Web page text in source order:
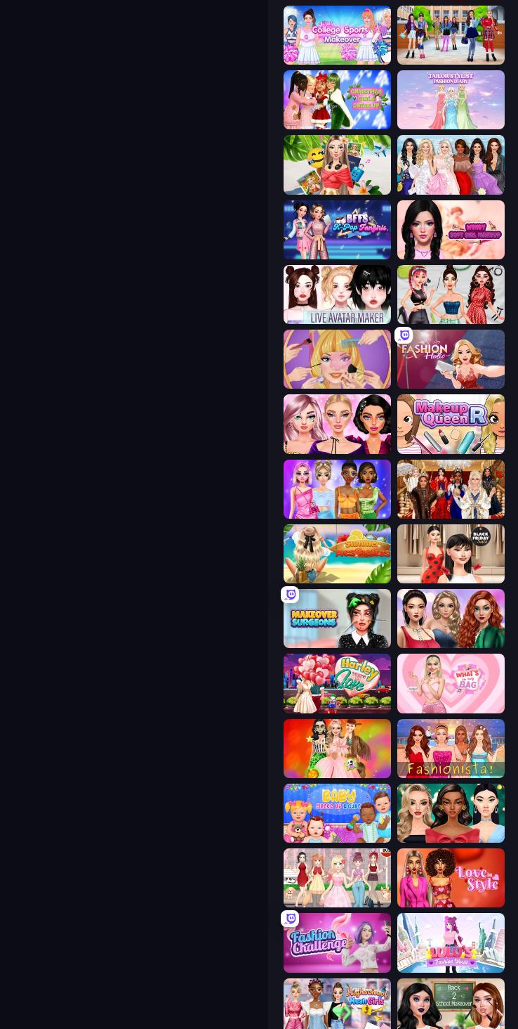
College Sport Team Makeover High School BFFs: Girls Team
Christmas Girls Dress Up Tailor Stylist: Fashion Diary
Travel with Me: ASMR Edition Model Dress Up Girl
BFFs K-Pop Fangirls Wendy Soft Girl Makeup
Live Avatar Maker: Girls Brat Girl Summer
Extreme Makeover Fashion Holic
New Year Makeup Trends Make Up Queen R
Monochrome Looks Royal Dress Up - Fashion Queen
Summer Aesthetics Shopaholic Black Friday
Makeover Surgeons Colored Denim Trends
Harley Learns To Love What's In My Bag
Iconic Halloween Costumes Fashionista Makeup & Dress Up
Baby Dress Up New Year's Eve Makeup
Anime Girls Dress Up Games Love In Style
Fashion Challenge: Catwalk Run Lulu's Fashion World